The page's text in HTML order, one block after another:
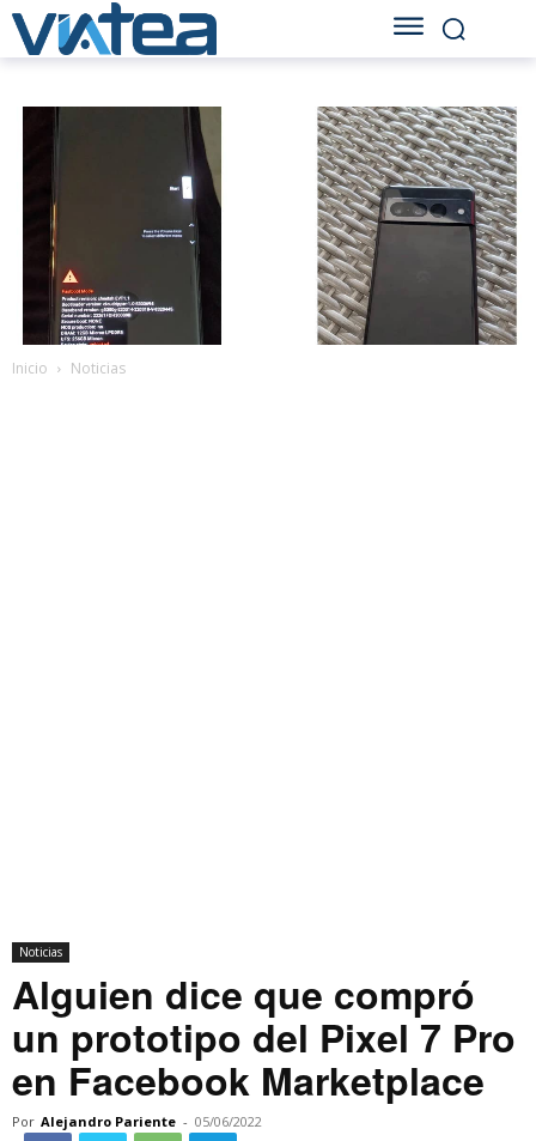
Inicio Noticias
Noticias
Alguien dice que compró
un prototipo del Pixel 7 Pro
en Facebook Marketplace
Por Alejandro Pariente - 05/06/2022